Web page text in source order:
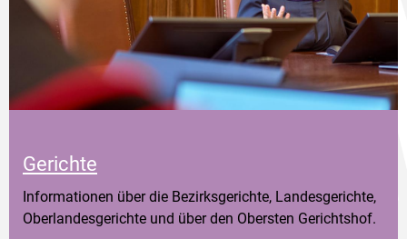
Gerichte
Informationen über die Bezirksgerichte, Landesgerichte,
Oberlandesgerichte und über den Obersten Gerichtshof.